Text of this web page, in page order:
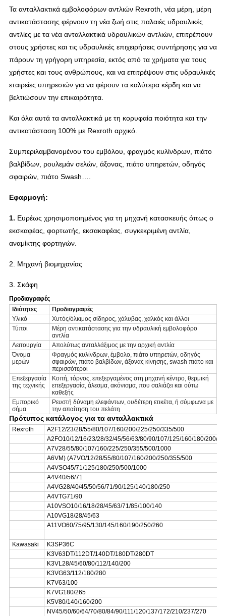
Τα ανταλλακτικά εμβολοφόρων αντλιών Rexroth, νέα μέρη, μέρη
αντικατάστασης φέρνουν τη νέα ζωή στις παλαιές υδραυλικές
αντλίες με τα νέα ανταλλακτικά υδραυλικών αντλιών, επιτρέπουν
στους χρήστες και τις υδραυλικές επιχειρήσεις συντήρησης για να
πάρουν τη γρήγορη υπηρεσία, εκτός από τα χρήματα για τους
χρήστες και τους ανθρώπους, και να επιτρέψουν στις υδραυλικές
εταιρείες υπηρεσιών για να φέρουν τα καλύτερα κέρδη και να
βελτιώσουν την επικαιρότητα.
Και όλα αυτά τα ανταλλακτικά με τη κορυφαία ποιότητα και την
αντικατάσταση 100% με Rexroth αρχικό.
Συμπεριλαμβανομένου του εμβόλου, φραγμός κυλίνδρων, πιάτο
βαλβίδων, ρουλεμάν σελών, άξονας, πιάτο υπηρετών, οδηγός
σφαιρών, πιάτο Swash….
Εφαρμογή:
1. Ευρέως χρησιμοποιημένος για τη μηχανή κατασκευής όπως ο
εκσκαφέας, φορτωτής, εκσακαφέας, συγκεκριμένη αντλία,
αναμίκτης φορτηγών.
2. Μηχανή βιομηχανίας
3. Σκάφη
Προδιαγραφές
Ιδιότητες
Προδιαγραφές
Υλικό
Χυτός/όλκιμος σίδηρος, χάλυβας, χαλκός και άλλοι
Τύποι
Μέρη αντικατάστασης για την υδραυλική εμβολοφόρο
αντλία
Λειτουργία
Απολύτως ανταλλάξιμος με την αρχική αντλία
Όνομα
μερών
Φραγμός κυλίνδρων, έμβολο, πιάτο υπηρετών, οδηγός
σφαιρών, πιάτο βαλβίδων, άξονας κίνησης, swash πιάτο και
περισσότεροι
Επεξεργασία
της τεχνικής
Κοπή, τόρνος, επεξεργαμένος στη μηχανή κέντρο, θερμική
επεξεργασία, άλεσμα, ακόνισμα, που σαλιάζει και ούτω
καθεξής
Εμπορικό
σήμα
Ρευστή δύναμη ελεφάντων, ουδέτερη ετικέτα, ή σύμφωνα με
την απαίτηση του πελάτη
Πρότυπος κατάλογος για τα ανταλλακτικά
Rexroth
A2F12/23/28/55/80/107/160/200/225/250/335/500
A2FO10/12/16/23/28/32/45/56/63/80/90/107/125/160/180/200/
A7V28/55/80/107/160/225/250/355/500/1000
A6VM) (A7VO/12/28/55/80/107/160/200/250/355/500
A4VSO45/71/125/180/250/500/1000
A4V40/56/71
A4VG28/40/45/50/56/71/90/125/140/180/250
A4VTG71/90
A10VSO10/16/18/28/45/63/71/85/100/140
A10VG18/28/45/63
A11VO60/75/95/130/145/160/190/250/260
Kawasaki
K3SP36C
K3V63DT/112DT/140DT/180DT/280DT
K3VL28/45/60/80/112/140/200
K3VG63/112/180/280
K7V63/100
K7VG180/265
K5V80/140/160/200
NV45/50/60/64/70/80/84/90/111/120/137/172/210/237/270